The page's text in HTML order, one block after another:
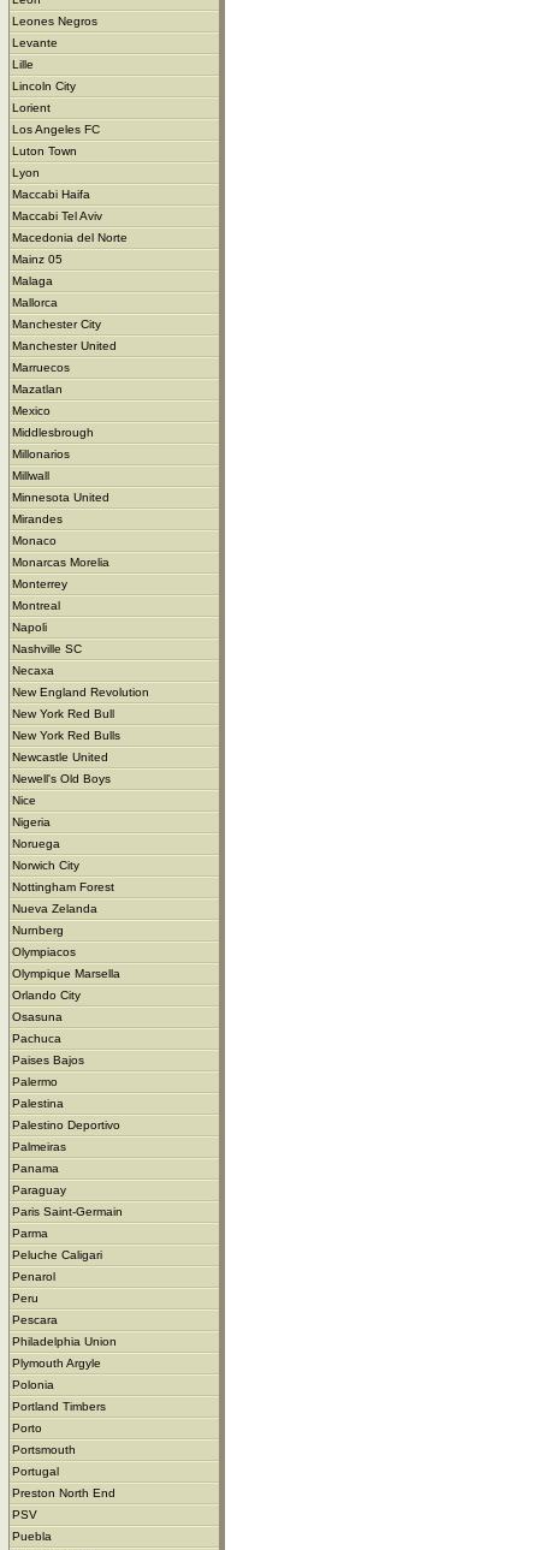
Leones Negros
Levante
Lille
Lincoln City
Lorient
Los Angeles FC
Luton Town
Lyon
Maccabi Haifa
Maccabi Tel Aviv
Macedonia del Norte
Mainz 05
Malaga
Mallorca
Manchester City
Manchester United
Marruecos
Mazatlan
Mexico
Middlesbrough
Millonarios
Millwall
Minnesota United
Mirandes
Monaco
Monarcas Morelia
Monterrey
Montreal
Napoli
Nashville SC
Necaxa
New England Revolution
New York Red Bull
New York Red Bulls
Newcastle United
Newell's Old Boys
Nice
Nigeria
Noruega
Norwich City
Nottingham Forest
Nueva Zelanda
Nurnberg
Olympiacos
Olympique Marsella
Orlando City
Osasuna
Pachuca
Paises Bajos
Palermo
Palestina
Palestino Deportivo
Palmeiras
Panama
Paraguay
Paris Saint-Germain
Parma
Peluche Caligari
Penarol
Peru
Pescara
Philadelphia Union
Plymouth Argyle
Polonia
Portland Timbers
Porto
Portsmouth
Portugal
Preston North End
PSV
Puebla